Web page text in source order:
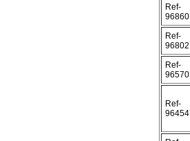
Ref-
96860
Ref-
96802
Ref-
96570
Ref-
96454